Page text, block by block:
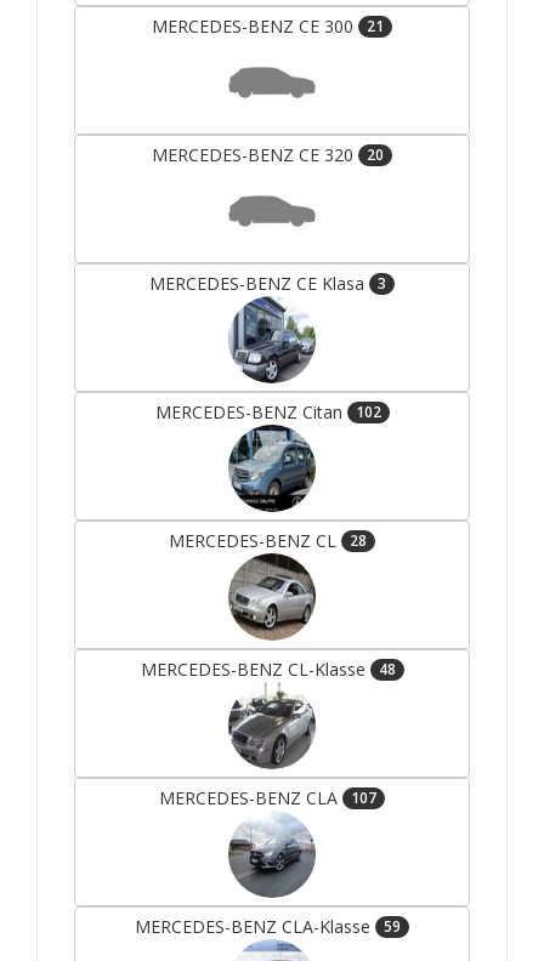
MERCEDES-BENZ CE 300 21
MERCEDES-BENZ CE 320 20
MERCEDES-BENZ CE Klasa 3
MERCEDES-BENZ Citan 102
MERCEDES-BENZ CL 28
MERCEDES-BENZ CL-Klasse 48
MERCEDES-BENZ CLA 107
MERCEDES-BENZ CLA-Klasse 59